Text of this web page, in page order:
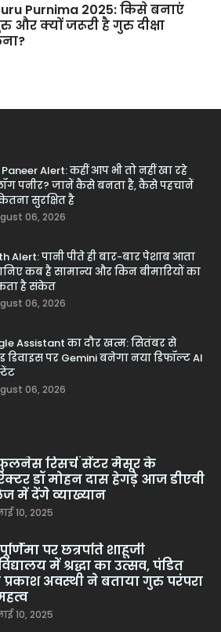
Purnima 2025: किसे बनाएं
और क्यों जरूरी है गुरु दीक्षा
Paneer Alert: कहीं आप भी तो नहीं खा रहे
पनीर? जानें कैसे बनता है, कैसे पहचानें
सुरक्षित है
06, 2026
Alert: पानी पीते ही बार-बार पेशाब आता
कब है सामान्य और किन बीमारियों का
है संकेत
06, 2026
Assistant का दौर खत्म: सितंबर से
डिवाइस पर Gemini बनेगा नया डिफॉल्ट AI
06, 2026
रिसर्च सेंटर मैसूर के
डॉ मोहन दास हेगड़े आज डीएवी
में देंगे व्याख्यान
10, 2025
पर छत्रपति शाहूजी
में श्रद्धा का उत्सव, पंडित
अवस्थी ने बताया गुरु परंपरा
10, 2025